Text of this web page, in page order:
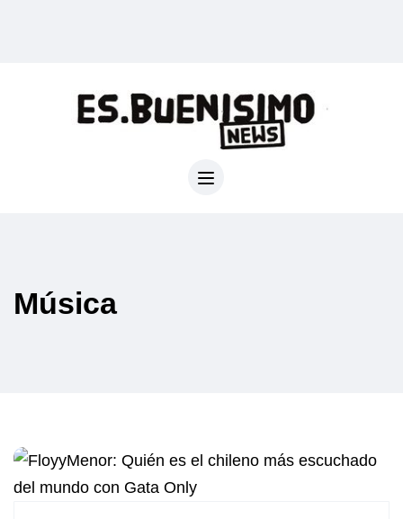
Música